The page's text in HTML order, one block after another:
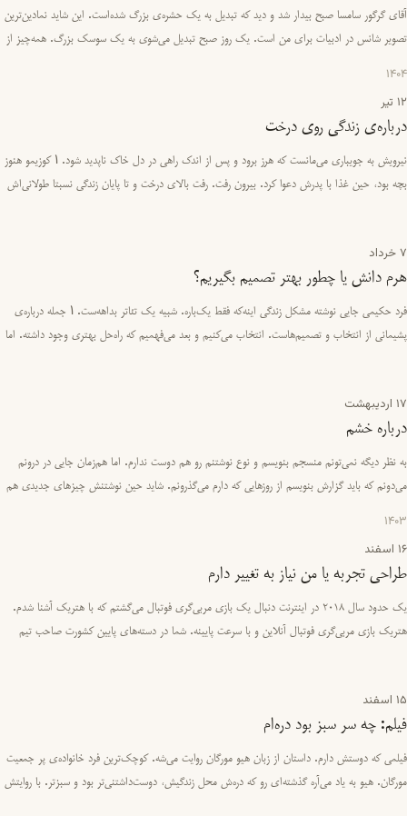
آقای گرگور سامسا صبح بیدار شد و دید که تبدیل به یک حشره‌ی بزرگ شده‌است. این شاید نمادین‌ترین
تصویر شانس در ادبیات برای من است. یک روز صبح تبدیل می‌شوی به یک سوسک بزرگ. همه‌چیز از
1404
12 تیر
درباره‌ی زندگی روی درخت
نیرویش به جویباری می‌مانست که هرز برود و پس از اندک راهی در دل خاک ناپدید شود. 1 کوزیمو هنوز
بچه بود، حین غذا با پدرش دعوا کرد. بیرون رفت. رفت بالای درخت و تا پایان زندگی نسبتا طولانی‌اش
7 خرداد
هرم دانش یا چطور بهتر تصمیم بگیریم؟
فرد حکیمی جایی نوشته مشکل زندگی اینه‌که فقط یک‌باره. شبیه یک تئاتر بداهه‌ست. 1 جمله درباره‌ی
پشیمانی از انتخاب‌ و تصمیم‌هاست. انتخاب می‌کنیم و بعد می‌فهمیم که راه‌حل بهتری وجود داشته. اما
17 اردیبهشت
درباره خشم
به نظر دیگه نمی‌تونم منسجم بنویسم و نوع نوشتنم رو هم دوست ندارم. اما هم‌زمان جایی در درونم
می‌دونم که باید گزارش بنویسم از روزهایی که دارم می‌گذرونم. شاید حین نوشتنش چیزهای جدیدی هم
1403
16 اسفند
طراحی تجربه یا من نیاز به تغییر دارم
یک حدود سال ۲۰۱۸ در اینترنت دنبال یک بازی مربی‌گری فوتبال می‌گشتم که با هتریک آشنا شدم.
هتریک بازی مربی‌گری فوتبال آنلاین و با سرعت پایینه. شما در دسته‌های پایین کشورت صاحب تیم
15 اسفند
فیلم: چه سر سبز بود دره‌ام
فیلمی که دوستش دارم. داستان از زبان هیو مورگان روایت می‌شه. کوچک‌ترین فرد خانواده‌ی پر جمعیت
مورگان. هیو به یاد می‌آره گذشته‌ای رو که دره‌ش محل زندگیش، دوست‌داشتنی‌تر بود و سبزتر. با روایتش